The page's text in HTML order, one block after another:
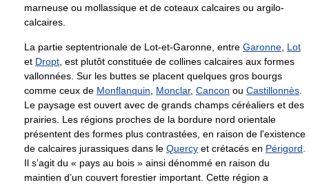
marneuse ou mollassique et de coteaux calcaires ou argilo-
calcaires.
La partie septentrionale de Lot-et-Garonne, entre Garonne, Lot
et Dropt, est plutôt constituée de collines calcaires aux formes
vallonnées. Sur les buttes se placent quelques gros bourgs
comme ceux de Monflanquin, Monclar, Cancon ou Castillonnès.
Le paysage est ouvert avec de grands champs céréaliers et des
prairies. Les régions proches de la bordure nord orientale
présentent des formes plus contrastées, en raison de l'existence
de calcaires jurassiques dans le Quercy et crétacés en Périgord.
Il s’agit du « pays au bois » ainsi dénommé en raison du
maintien d’un couvert forestier important. Cette région a